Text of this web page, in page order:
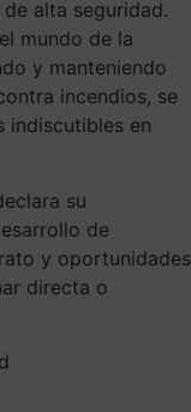
alta seguridad.
mundo de la
y manteniendo
incendios, se
indiscutibles en
su
de
y oportunidades
directa o